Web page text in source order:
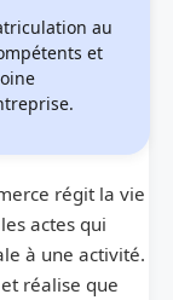
au
et
régit la vie
actes qui
à une activité.
réalise que